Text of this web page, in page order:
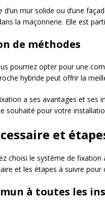
mur solide ou d’une
la maçonnerie. Elle est
de méthodes
pourriez opter pour une
hybride peut offrir la
a ses avantages et ses
souhaité pour votre
et
choisi le système de
et les étapes à suivre pour
à toutes les